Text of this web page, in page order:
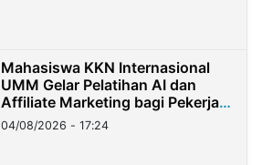
Mahasiswa KKN Internasional
UMM Gelar Pelatihan AI dan
Affiliate Marketing bagi Pekerja
Migran Indonesia di Taiwan
04/08/2026 - 17:24